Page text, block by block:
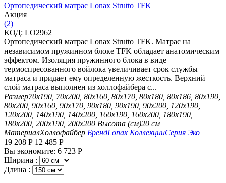
Ортопедический матрас Lonax Strutto TFK
Aкция
(2)
КОД: LO2962
Ортопедический матрас Lonax Strutto TFK. Матрас на
независимом пружинном блоке TFK обладает анатомическим
эффектом. Изоляция пружинного блока в виде
термоспресованного войлока увеличивает срок службы
матраса и придает ему определенную жесткость. Верхний
слой матраса выполнен из холлофайбера с...
Размер70х190, 70х200, 80х160, 80х170, 80х180, 80х186, 80х190,
80х200, 90х160, 90х170, 90х180, 90х190, 90х200, 120х190,
120х200, 140х190, 140х200, 160х190, 160х200, 180х190,
180х200, 200х190, 200х200 Высота (см)20 см
МатериалХоллофайбер БрендLonax КоллекцииСерия Эко
19 208 Р 12 485 Р
Вы экономите: 6 723 Р
Ширина :
Длина :